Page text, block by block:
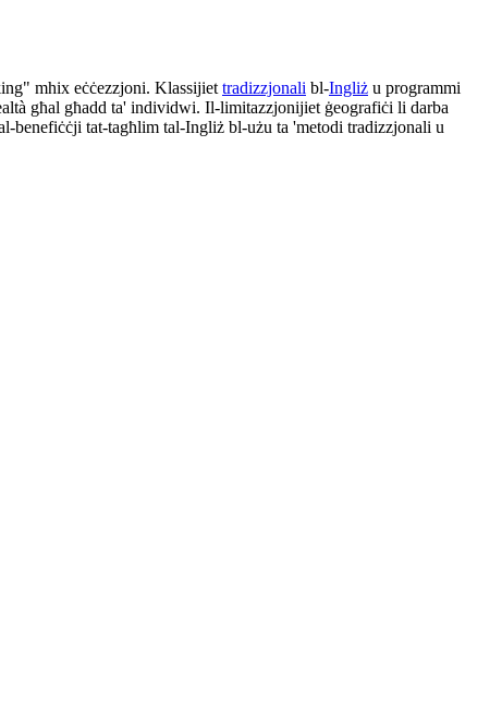
mhix eċċezzjoni. Klassijiet tradizzjonali bl-Ingliż u programmi
għal għadd ta' individwi. Il-limitazzjonijiet ġeografiċi li darba
benefiċċji tat-tagħlim tal-Ingliż bl-użu ta 'metodi tradizzjonali u